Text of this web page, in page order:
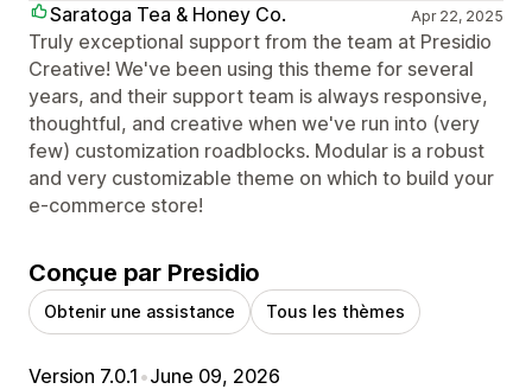
Saratoga Tea & Honey Co.
Apr 22, 2025
Truly exceptional support from the team at Presidio
Creative! We've been using this theme for several
years, and their support team is always responsive,
thoughtful, and creative when we've run into (very
few) customization roadblocks. Modular is a robust
and very customizable theme on which to build your
e-commerce store!
Conçue par Presidio
Obtenir une assistance Tous les thèmes
Version 7.0.1 •June 09, 2026